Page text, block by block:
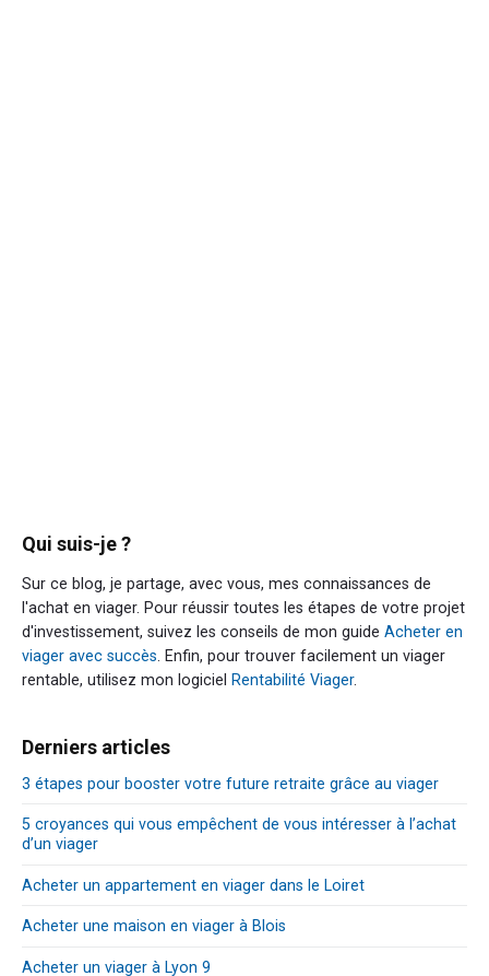
Qui suis-je ?
Sur ce blog, je partage, avec vous, mes connaissances de
l'achat en viager. Pour réussir toutes les étapes de votre projet
d'investissement, suivez les conseils de mon guide Acheter en
viager avec succès . Enfin, pour trouver facilement un viager
rentable, utilisez mon logiciel
Rentabilité Viager.
Derniers articles
3 étapes pour booster votre future retraite grâce au viager
5 croyances qui vous empêchent de vous intéresser à l’achat
d’un viager
Acheter un appartement en viager dans le Loiret
Acheter une maison en viager à Blois
Acheter un viager à Lyon 9